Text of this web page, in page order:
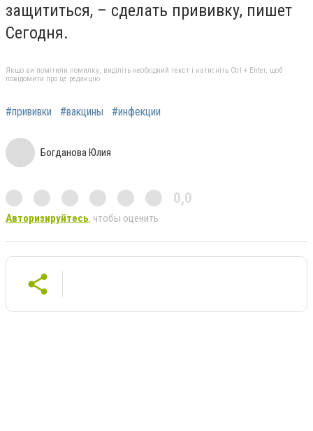
защититься, – сделать прививку, пишет
Сегодня.
Якщо ви помітили помилку, виділіть необхідний текст і натисніть Ctrl + Enter, щоб
повідомити про це редакцію
#прививки #вакцины #инфекции
Богданова Юлия
0,0
Авторизируйтесь, чтобы оценить